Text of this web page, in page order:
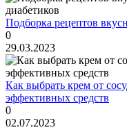
Подборка рецептов
0
29.03.2023
Как выбрать крем от
эффективных средств
0
02.07.2023